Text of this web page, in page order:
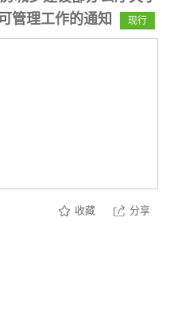
管理工作的通知
现行
收藏 分享